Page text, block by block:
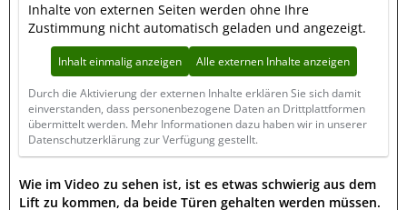
Inhalte von externen Seiten werden ohne Ihre
Zustimmung nicht automatisch geladen und angezeigt.
Inhalt einmalig anzeigen Alle externen Inhalte anzeigen
Durch die Aktivierung der externen Inhalte erklären Sie sich damit
einverstanden, dass personenbezogene Daten an Drittplattformen
übermittelt werden. Mehr Informationen dazu haben wir in unserer
Datenschutzerklärung zur Verfügung gestellt.
Wie im Video zu sehen ist, ist es etwas schwierig aus dem
Lift zu kommen, da beide Türen gehalten werden müssen.